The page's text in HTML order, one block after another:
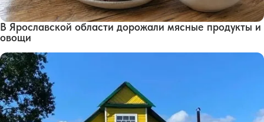
В Ярославской области дорожали мясные продукты и
овощи